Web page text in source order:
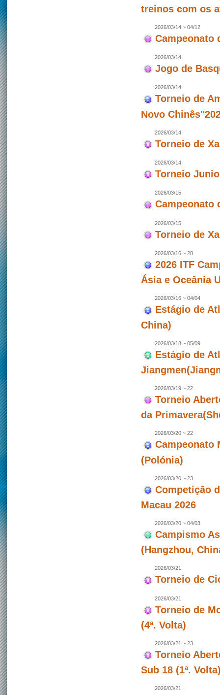
treinos com os
2026/03/14 ~ 04/12
Campeonato
2026/03/14
Jogo de
2026/03/14
Torneio de
Novo
2026/03/14
Torneio de
2026/03/14
Torneio
2026/03/15
Campeonato
2026/03/15
Torneio de
2026/03/16 ~ 28
2026 ITF
Ásia e Oceânia
2026/03/16 ~ 04/04
Estágio de
China)
2026/03/18 ~ 05/09
Estágio de
2026/03/19 ~ 22
Torneio
da
2026/03/20 ~ 22
Campeonato
(Polónia)
2026/03/20 ~ 23
Competição
Macau 2026
2026/03/20 ~ 04/03
Campismo
(Hangzhou,
2026/03/21
Torneio de
2026/03/21
Torneio de
(4ª. Volta)
2026/03/21 ~ 23
Torneio
Sub 18 (1ª.
2026/03/21